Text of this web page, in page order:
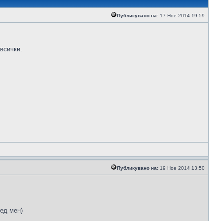
Публикувано на: 17 Ное 2014 19:59
Публикувано на: 19 Ное 2014 13:50
мен)